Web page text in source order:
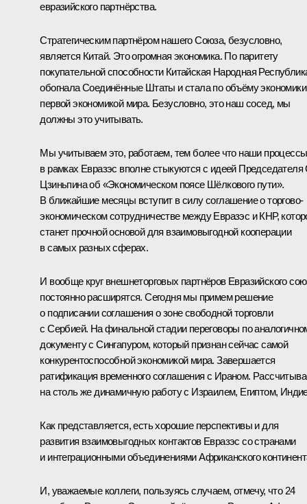
евразийского партнёрства.
Стратегическим партнёром нашего Союза, безусловно,
является Китай. Это огромная экономика. По паритету
покупательной способности Китайская Народная
обогнала Соединённые Штаты и стала по объёму экономики
первой экономикой мира. Безусловно, это наш сосед, мы
должны это учитывать.
Мы учитываем это, работаем, тем более что наши процессы
в рамках Евразэс вполне стыкуются с идеей Председателя
Цзиньпина об «Экономическом поясе Шёлкового пути».
В ближайшие месяцы вступит в силу соглашение о торгово-
экономическом сотрудничестве между Евразэс и КНР,
станет прочной основой для взаимовыгодной кооперации
в самых разных сферах.
И вообще круг внешнеторговых партнёров Евразийского
постоянно расширятся. Сегодня мы примем решение
о подписании соглашения о зоне свободной торговли
с Сербией. На финальной стадии переговоры по
документу с Сингапуром, который признан сейчас самой
конкурентоспособной экономикой мира. Завершается
ратификация временного соглашения с Ираном.
на столь же динамичную работу с Израилем, Египтом,
Как представляется, есть хорошие перспективы и для
развития взаимовыгодных контактов Евразэс со странами
и интеграционными объединениями Африканского
И, уважаемые коллеги, пользуясь случаем, отмечу, что 24